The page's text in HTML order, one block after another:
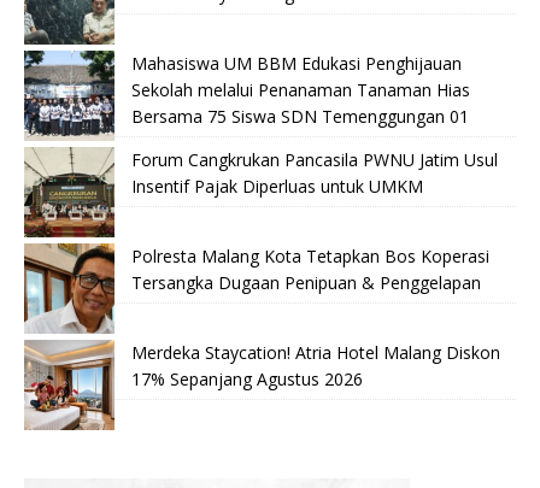
Mahasiswa UM BBM Edukasi Penghijauan
Sekolah melalui Penanaman Tanaman Hias
Bersama 75 Siswa SDN Temenggungan 01
Forum Cangkrukan Pancasila PWNU Jatim Usul
Insentif Pajak Diperluas untuk UMKM
Polresta Malang Kota Tetapkan Bos Koperasi
Tersangka Dugaan Penipuan & Penggelapan
Merdeka Staycation! Atria Hotel Malang Diskon
17% Sepanjang Agustus 2026